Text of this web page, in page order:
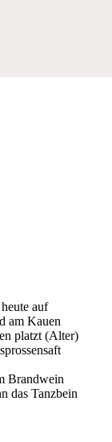
auf
am Kauen
platzt (Alter)
Brandwein
das Tanzbein